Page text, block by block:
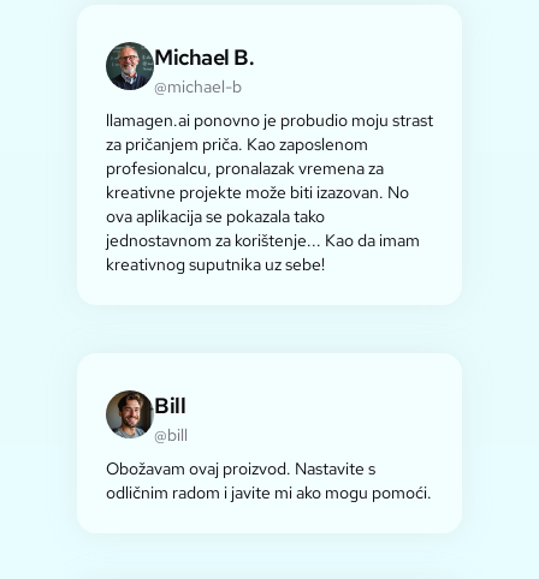
Michael B.
@michael-b
llamagen.ai ponovno je probudio moju strast
za pričanjem priča. Kao zaposlenom
profesionalcu, pronalazak vremena za
kreativne projekte može biti izazovan. No
ova aplikacija se pokazala tako
jednostavnom za korištenje... Kao da imam
kreativnog suputnika uz sebe!
Bill
@bill
Obožavam ovaj proizvod. Nastavite s
odličnim radom i javite mi ako mogu pomoći.